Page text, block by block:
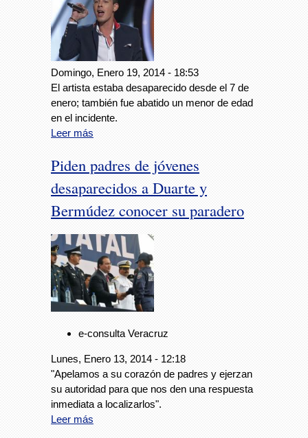
Domingo, Enero 19, 2014 - 18:53
El artista estaba desaparecido desde el 7 de
enero; también fue abatido un menor de edad
en el incidente.
Leer más
Piden padres de jóvenes
desaparecidos a Duarte y
Bermúdez conocer su paradero
e-consulta Veracruz
Lunes, Enero 13, 2014 - 12:18
"Apelamos a su corazón de padres y ejerzan
su autoridad para que nos den una respuesta
inmediata a localizarlos".
Leer más